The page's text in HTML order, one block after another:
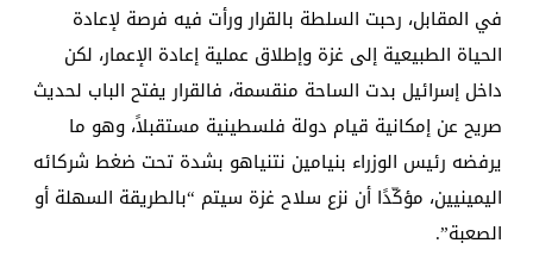
في المقابل، رحبت السلطة بالقرار ورأت فيه فرصة لإعادة
الحياة الطبيعية إلى غزة وإطلاق عملية إعادة الإعمار، لكن
داخل إسرائيل بدت الساحة منقسمة، فالقرار يفتح الباب لحديث
صريح عن إمكانية قيام دولة فلسطينية مستقبلاً، وهو ما
يرفضه رئيس الوزراء بنيامين نتنياهو بشدة تحت ضغط شركائه
اليمينيين، مؤكّدًا أن نزع سلاح غزة سيتم “بالطريقة السهلة أو
الصعبة”.